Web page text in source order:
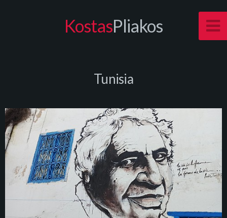
KostasPliakos
Tunisia